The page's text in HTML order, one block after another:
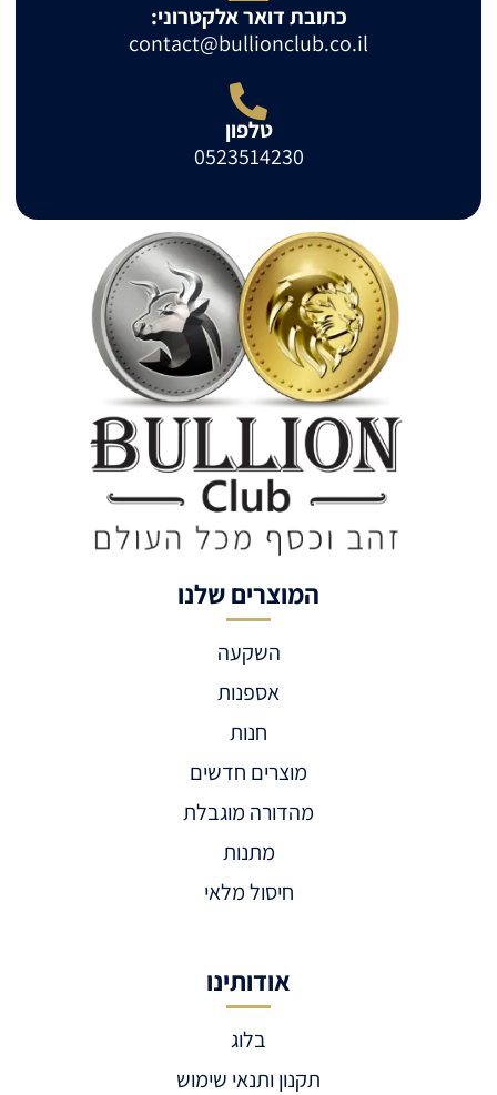
כתובת דואר אלקטרוני:
contact@bullionclub.co.il
טלפון
0523514230
המוצרים שלנו
השקעה
אספנות
חנות
מוצרים חדשים
מהדורה מוגבלת
מתנות
חיסול מלאי
אודותינו
בלוג
תקנון ותנאי שימוש